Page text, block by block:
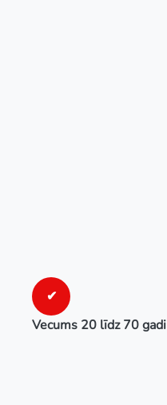
✔
Vecums 20 līdz 70 gadi